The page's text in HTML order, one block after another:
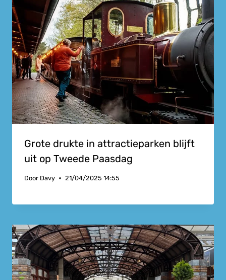
Grote drukte in attractieparken blijft
uit op Tweede Paasdag
Door Davy 21/04/2025 14:55